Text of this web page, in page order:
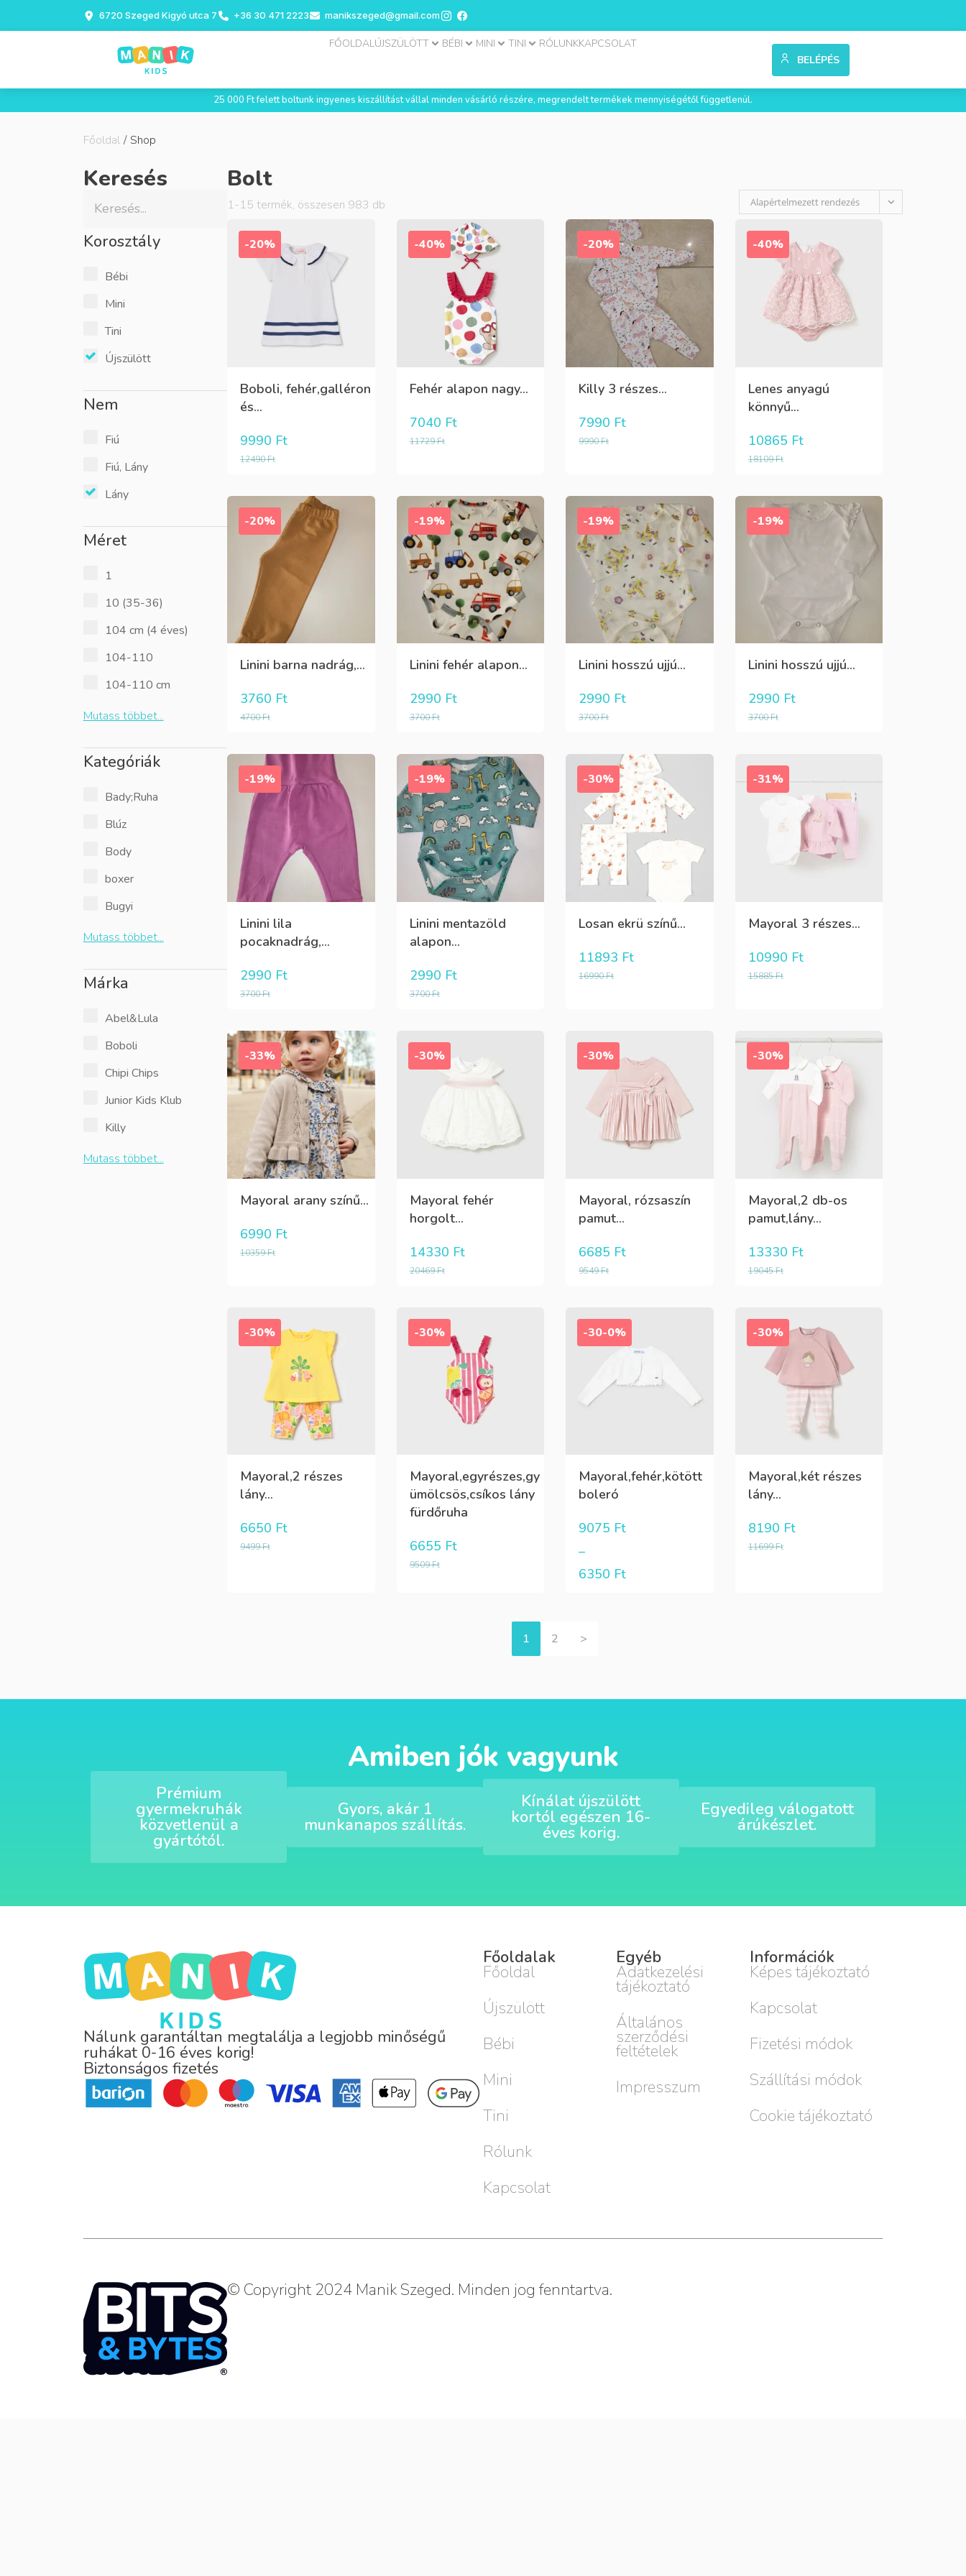
6720 Szeged Kigyó utca 7 +36 30 471 2223 manikszeged@gmail.com
FŐOLDALÚJSZÜLÖTT BÉBI MINI TINI RÓLUNKKAPCSOLAT
BELÉPÉS
25 000 Ft felett boltunk ingyenes kiszállítást vállal minden vásárló részére, megrendelt termékek mennyiségétől függetlenül.
Főoldal / Shop
Keresés
Korosztály
Bébi
Mini
Tini
Újszülött
Nem
Fiú
Fiú, Lány
Lány
Méret
1
10 (35-36)
104 cm (4 éves)
104-110
104-110 cm
Mutass többet...
Kategóriák
Bady;Ruha
Blúz
Body
boxer
Bugyi
Mutass többet...
Márka
Abel&Lula
Boboli
Chipi Chips
Junior Kids Klub
Killy
Mutass többet...
Bolt
1-15 termék, összesen 983 db Alapértelmezett rendezés
-20%
Boboli, fehér,galléron
és...
12490Ft
9990 Ft
-40%
Fehér alapon nagy...
11729Ft
7040 Ft
-20%
Killy 3 részes...
9990Ft
7990 Ft
-40%
Lenes anyagú
könnyű...
18109Ft
10865 Ft
-20%
Linini barna nadrág,...
4700Ft
3760 Ft
-19%
Linini fehér alapon...
3700Ft
2990 Ft
-19%
Linini hosszú ujjú...
3700Ft
2990 Ft
-19%
Linini hosszú ujjú...
3700Ft
2990 Ft
-19%
Linini lila
pocaknadrág,...
3700Ft
2990 Ft
-19%
Linini mentazöld
alapon...
3700Ft
2990 Ft
-30%
Losan ekrü színű...
16990Ft
11893 Ft
-31%
Mayoral 3 részes...
15885Ft
10990 Ft
-33%
Mayoral arany színű...
10359Ft
6990 Ft
-30%
Mayoral fehér
horgolt...
20469Ft
14330 Ft
-30%
Mayoral, rózsaszín
pamut...
9549Ft
6685 Ft
-30%
Mayoral,2 db-os
pamut,lány...
19045Ft
13330 Ft
-30%
Mayoral,2 részes
lány...
9499Ft
6650 Ft
-30%
Mayoral,egyrészes,gy
ümölcsös,csíkos lány
fürdőruha
9509Ft
6655 Ft
-30-0%
Mayoral,fehér,kötött
boleró
6350 Ft
–
9075 Ft
-30%
Mayoral,két részes
lány...
11699Ft
8190 Ft
1 2 >
Amiben jók vagyunk
Prémium
gyermekruhák
közvetlenül a
gyártótól.
Gyors, akár 1
munkanapos szállítás.
Kínálat újszülött
kortól egészen 16-
éves korig.
Egyedileg válogatott
árúkészlet.
Nálunk garantáltan megtalálja a legjobb minőségű
ruhákat 0-16 éves korig!
Biztonságos fizetés
Főoldalak
Főoldal
Újszülött
Bébi
Mini
Tini
Rólunk
Kapcsolat
Egyéb
Adatkezelési
tájékoztató
Általános
szerződési
feltételek
Impresszum
Információk
Képes tájékoztató
Kapcsolat
Fizetési módok
Szállítási módok
Cookie tájékoztató
© Copyright 2024 Manik Szeged. Minden jog fenntartva.